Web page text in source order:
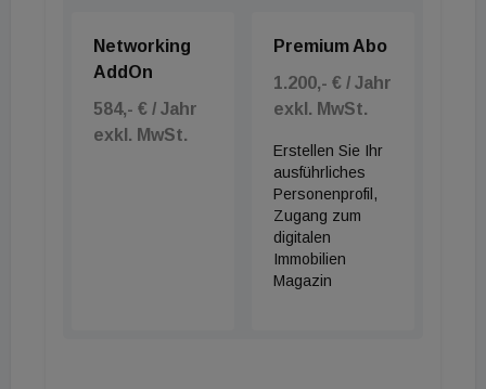
Networking
AddOn
584,- € / Jahr
exkl. MwSt.
Premium Abo
1.200,- € / Jahr
exkl. MwSt.
Erstellen Sie Ihr
ausführliches
Personenprofil,
Zugang zum
digitalen
Immobilien
Magazin